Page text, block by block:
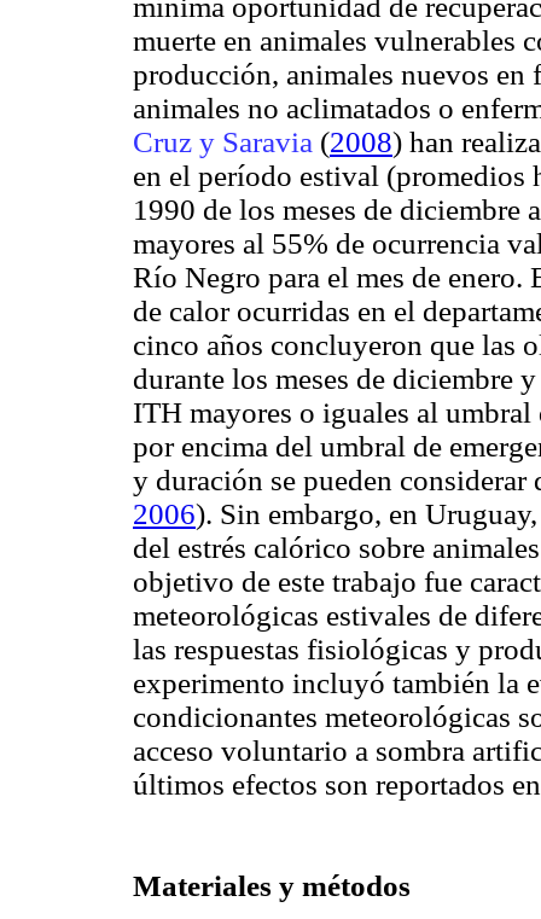
mínima oportunidad de
muerte en animales vulnerables
producción, animales nuevos en
animales no aclimatados o
Cruz y Saravia (2008) han
en el período estival (promedios
1990 de los meses de diciembre
mayores al 55% de ocurrencia
Río Negro para el mes de enero.
de calor ocurridas en el
cinco años concluyeron que las
durante los meses de diciembre
ITH mayores o iguales al
por encima del umbral de
y duración se pueden considerar
2006). Sin embargo, en
del estrés calórico sobre
objetivo de este trabajo fue
meteorológicas estivales de
las respuestas fisiológicas y
experimento incluyó también la
condicionantes meteorológicas
acceso voluntario a sombra
últimos efectos son reportados
Materiales y métodos